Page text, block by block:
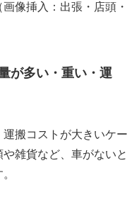
像挿入：出張・店頭・
が多い・重い・運
搬コストが大きいケー
雑貨など、車がないと